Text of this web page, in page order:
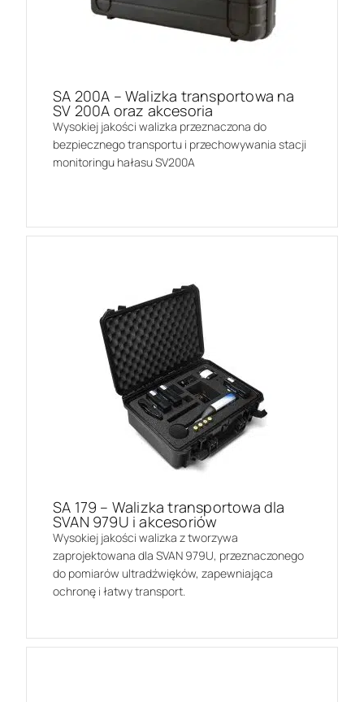
SA 200A – Walizka transportowa na
SV 200A oraz akcesoria
Wysokiej jakości walizka przeznaczona do
bezpiecznego transportu i przechowywania stacji
monitoringu hałasu SV200A
SA 179 – Walizka transportowa dla
SVAN 979U i akcesoriów
Wysokiej jakości walizka z tworzywa
zaprojektowana dla SVAN 979U, przeznaczonego
do pomiarów ultradźwięków, zapewniająca
ochronę i łatwy transport.